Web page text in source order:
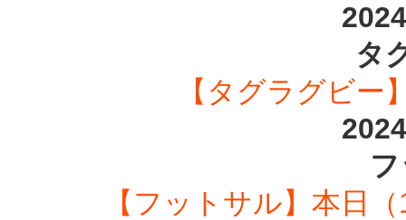
タ
【タグラグビ
【フットサル】本日